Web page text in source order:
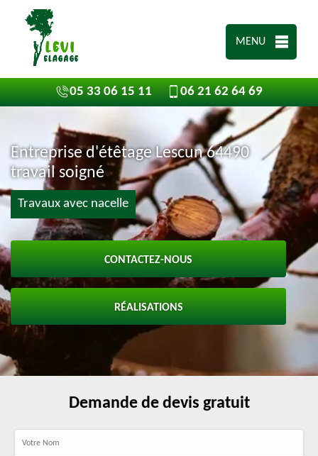
MENU
05 33 06 15 11 06 21 62 64 69
Entreprise d'étêtage Lescun 64490
travail soigné
Travaux avec nacelle
CONTACTEZ-NOUS
RÉALISATIONS
Demande de devis gratuit